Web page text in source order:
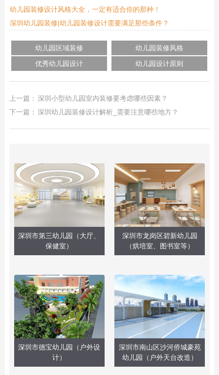
幼儿园装修设计风格大全，一定有适合你的那种！
深圳幼儿园装修|幼儿园装修设计需要满足那些条件？
幼儿园区域装修
幼儿园装修风格
优秀幼儿园设计
幼儿园设计原则
上一篇： 深圳小型幼儿园室内装修要考虑哪些因素？
下一篇： 深圳幼儿园装修设计解析_需要注意哪些地方？
深圳市第三幼儿园（大厅、
保健室）
深圳市龙岗区碧新幼儿园
（烘培室、图书室等）
深圳市德宝幼儿园（户外设
计）
深圳市南山区沙河侨城豪苑
幼儿园（户外天台改造）